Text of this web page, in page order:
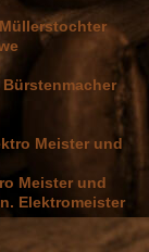
Meister und
Meister und
Elektromeister